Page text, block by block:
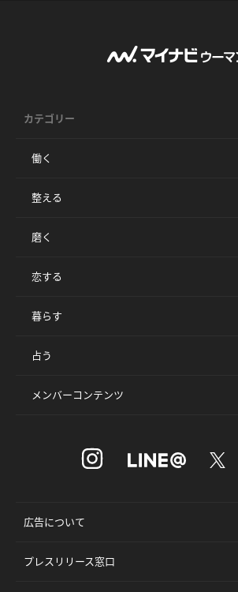
カテゴリー
働く
整える
磨く
恋する
暮らす
占う
メンバーコンテンツ
広告について
プレスリリース窓口